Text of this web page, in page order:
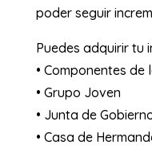
poder seguir
Puedes adquirir tu
• Componentes de
• Grupo Joven
• Junta de
• Casa de